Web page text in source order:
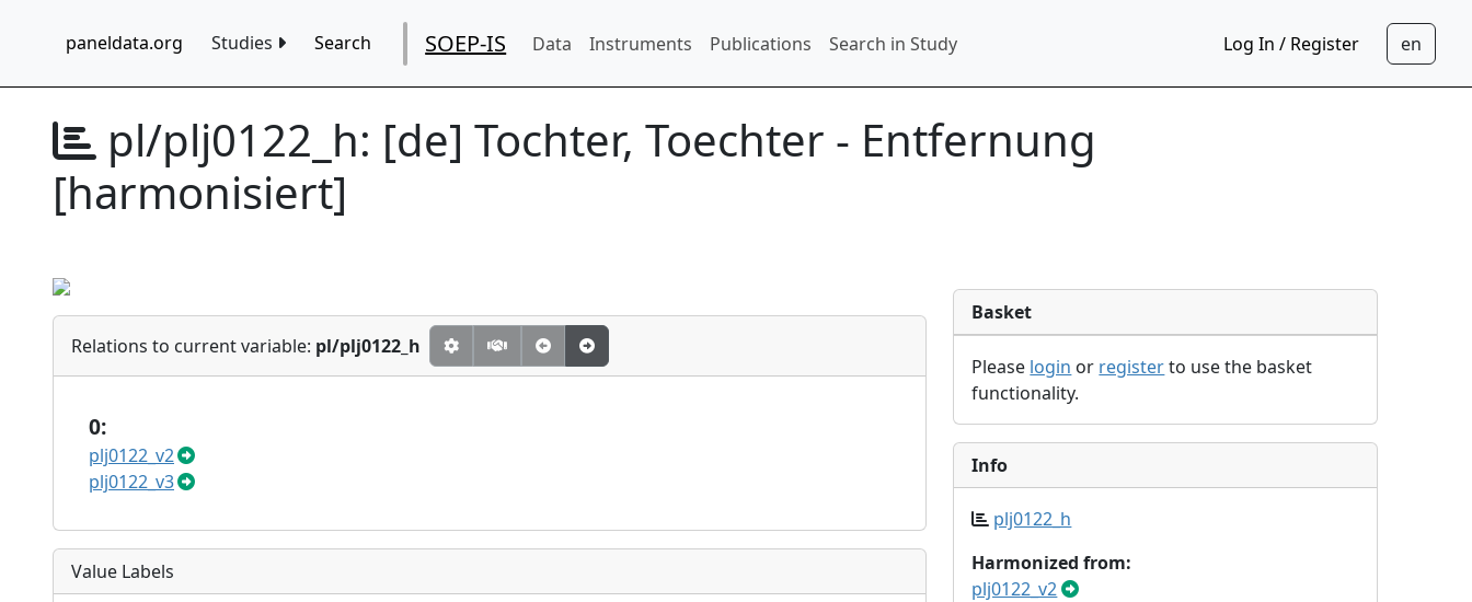
paneldata.org Studies Search SOEP-IS Data Instruments Publications Search in Study Log In / Register
pl/plj0122_h: [de] Tochter, Toechter - Entfernung
[harmonisiert]
Relations to current variable: pl/plj0122_h
0:
plj0122_v2
plj0122_v3
Value Labels
Basket
Please login or registerto use the basket
functionality.
Info
plj0122_h
Harmonized from:
plj0122_v2